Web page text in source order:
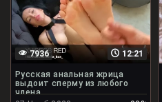
12:21
7936
Русская анальная жрица
выдоит сперму из любого
члена